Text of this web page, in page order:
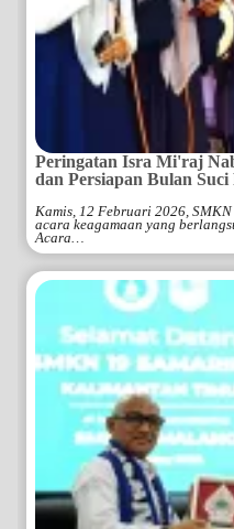
Peringatan Isra Mi'raj
dan Persiapan Bulan
Kamis, 12 Februari 2026,
acara keagamaan yang
Acara…